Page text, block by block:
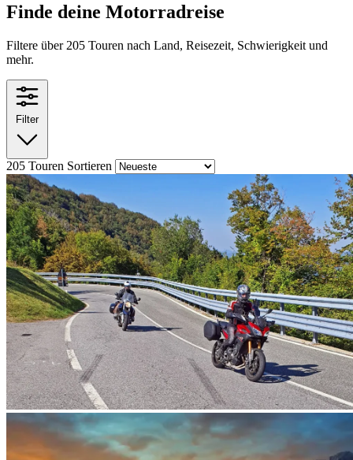
Finde deine Motorradreise
Filtere über 205 Touren nach Land, Reisezeit, Schwierigkeit und
mehr.
Filter
205 Touren Sortieren